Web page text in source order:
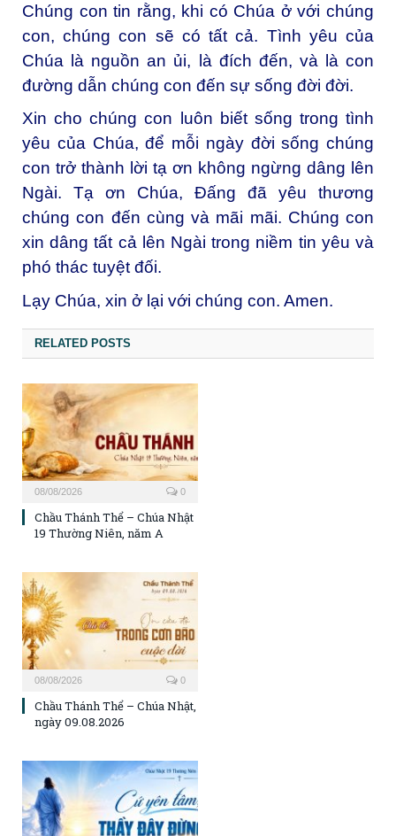
Chúng con tin rằng, khi có Chúa ở với chúng
con, chúng con sẽ có tất cả. Tình yêu của
Chúa là nguồn an ủi, là đích đến, và là con
đường dẫn chúng con đến sự sống đời đời.
Xin cho chúng con luôn biết sống trong tình
yêu của Chúa, để mỗi ngày đời sống chúng
con trở thành lời tạ ơn không ngừng dâng lên
Ngài. Tạ ơn Chúa, Đấng đã yêu thương
chúng con đến cùng và mãi mãi. Chúng con
xin dâng tất cả lên Ngài trong niềm tin yêu và
phó thác tuyệt đối.
Lạy Chúa, xin ở lại với chúng con. Amen.
RELATED POSTS
08/08/2026 0
Chầu Thánh Thể – Chúa Nhật
19 Thường Niên, năm A
08/08/2026 0
Chầu Thánh Thể – Chúa Nhật,
ngày 09.08.2026